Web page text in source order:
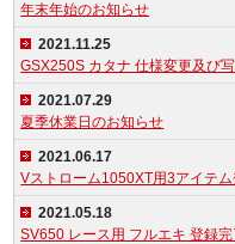
年末年始のお知らせ
2021.11.25
GSX250S カタナ 仕様変更及び
2021.07.29
夏季休業日のお知らせ
2021.06.17
Vストローム1050XT用3アイテム
2021.05.18
SV650 レース用 フルエキ 登録完